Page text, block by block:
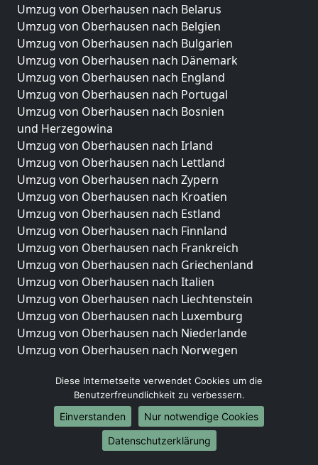
Umzug von Oberhausen nach Belarus
Umzug von Oberhausen nach Belgien
Umzug von Oberhausen nach Bulgarien
Umzug von Oberhausen nach Dänemark
Umzug von Oberhausen nach England
Umzug von Oberhausen nach Portugal
Umzug von Oberhausen nach Bosnien
und Herzegowina
Umzug von Oberhausen nach Irland
Umzug von Oberhausen nach Lettland
Umzug von Oberhausen nach Zypern
Umzug von Oberhausen nach Kroatien
Umzug von Oberhausen nach Estland
Umzug von Oberhausen nach Finnland
Umzug von Oberhausen nach Frankreich
Umzug von Oberhausen nach Griechenland
Umzug von Oberhausen nach Italien
Umzug von Oberhausen nach Liechtenstein
Umzug von Oberhausen nach Luxemburg
Umzug von Oberhausen nach Niederlande
Umzug von Oberhausen nach Norwegen
Umzüge-Deutschlandweit
Umzug von Oberhausen nach Berlin
Umzug von Oberhausen nach Hamburg
Umzug von Oberhausen nach München
Umzug von Oberhausen nach Köln
Diese Internetseite verwendet Cookies um die
Benutzerfreundlichkeit zu verbessern.
Einverstanden
Nur notwendige Cookies
Datenschutzerklärung